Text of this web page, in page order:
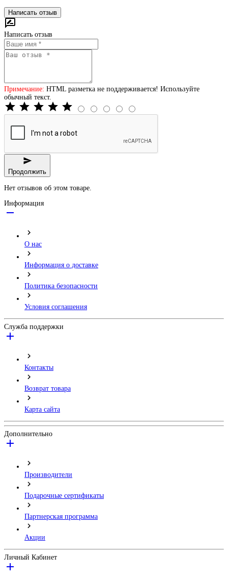
Написать отзыв
Написать отзыв
Примечание: HTML разметка не поддерживается! Используйте
обычный текст.
Продолжить
Нет отзывов об этом товаре.
Информация
О нас
Информация о доставке
Политика безопасности
Условия соглашения
Служба поддержки
Контакты
Возврат товара
Карта сайта
Дополнительно
Производители
Подарочные сертификаты
Партнерская программа
Акции
Личный Кабинет